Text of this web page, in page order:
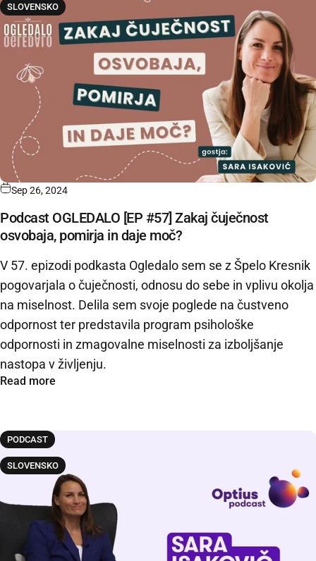
SLOVENSKO
Sep 26, 2024
Podcast OGLEDALO [EP #57] Zakaj čuječnost
osvobaja, pomirja in daje moč?
V 57. epizodi podkasta Ogledalo sem se z Špelo Kresnik
pogovarjala o čuječnosti, odnosu do sebe in vplivu okolja
na miselnost. Delila sem svoje poglede na čustveno
odpornost ter predstavila program psihološke
odpornosti in zmagovalne miselnosti za izboljšanje
nastopa v življenju.
Read more
PODCAST
SLOVENSKO